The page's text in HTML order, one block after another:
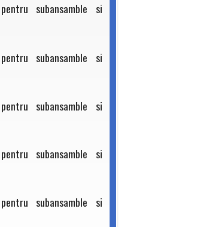
pentru subansamble si
pentru subansamble si
pentru subansamble si
pentru subansamble si
pentru subansamble si